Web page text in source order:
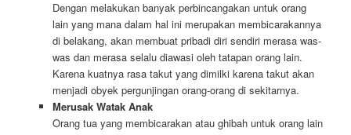
Dengan melakukan banyak perbincangakan untuk orang
lain yang mana dalam hal ini merupakan membicarakannya
di belakang, akan membuat pribadi diri sendiri merasa was-
was dan merasa selalu diawasi oleh tatapan orang lain.
Karena kuatnya rasa takut yang dimilki karena takut akan
menjadi obyek pergunjingan orang-orang di sekitarnya.
Merusak Watak Anak
Orang tua yang membicarakan atau ghibah untuk orang lain